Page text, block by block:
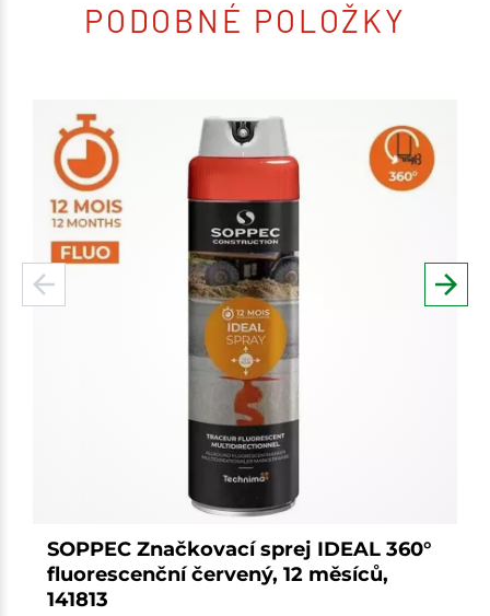
PODOBNÉ POLOŽKY
SOPPEC Značkovací sprej IDEAL 360°
fluorescenční červený, 12 měsíců,
141813